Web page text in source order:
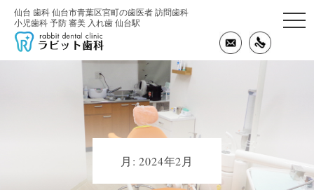
仙台 歯科 仙台市青葉区宮町の歯医者 訪問歯科
小児歯科 予防 審美 入れ歯 仙台駅
月:2024年2月